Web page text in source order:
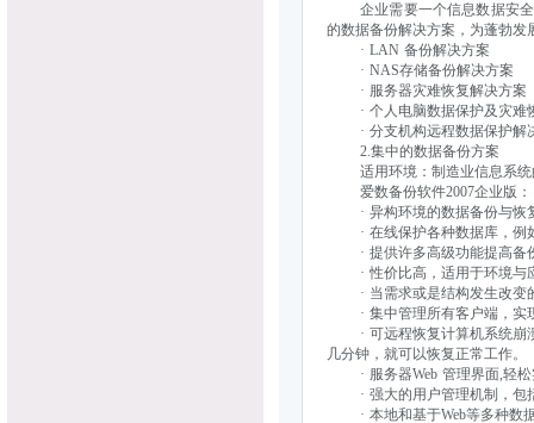
企业需要一个信息数据安全
的数据备份解决方案，为蓬勃发
· LAN 备份解决方案
· NAS存储备份解决方案
· 服务器灾难恢复解决方案
· 个人电脑数据保护及灾难
· 分支机构远程数据保护解
2.集中的数据备份方案
适用环境：制造业信息系统
爱数备份软件2007企业版：
· 异构环境的数据备份与恢
· 在线保护各种数据库，例如
· 提供许多高级功能提高备
· 性价比高，适用于环境与
· 当需求或是结构发生改变
· 集中管理所有客户端，实现
· 可远程恢复计算机系统崩溃
几分钟，就可以恢复正常工作。
· 服务器Web 管理界面,轻松
· 强大的用户管理机制，包括
· 本地和基于Web等多种数据